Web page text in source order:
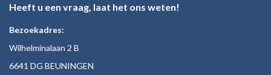
Heeft u een vraag, laat het ons weten!
Bezoekadres:
Wilhelminalaan 2 B
6641 DG BEUNINGEN